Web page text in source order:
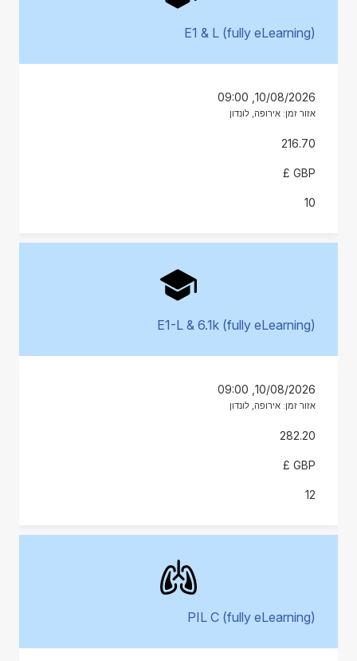
E1 & L (fully eLearning)
10/08/2026, 09:00
אזור זמן: אירופה, לונדון
216.70
GBP £
E1-L & 6.1k (fully eLearning)
10/08/2026, 09:00
אזור זמן: אירופה, לונדון
282.20
GBP £
PIL C (fully eLearning)